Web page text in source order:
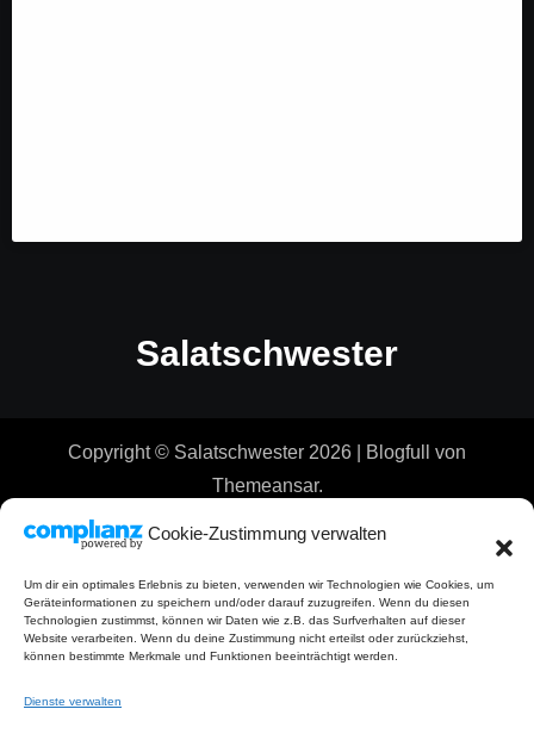
Cookie-Zustimmung verwalten
Um dir ein optimales Erlebnis zu bieten, verwenden wir Technologien wie Cookies, um
Geräteinformationen zu speichern und/oder darauf zuzugreifen. Wenn du diesen
Technologien zustimmst, können wir Daten wie z.B. das Surfverhalten auf dieser
Website verarbeiten. Wenn du deine Zustimmung nicht erteilst oder zurückziehst,
können bestimmte Merkmale und Funktionen beeinträchtigt werden.
Dienste verwalten
Salatschwester
Copyright © Salatschwester 2026 Blogfull
von
Themeansar.